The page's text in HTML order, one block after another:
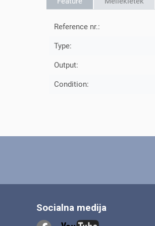
Reference nr.:
Type:
Output:
Condition:
Socialna medija